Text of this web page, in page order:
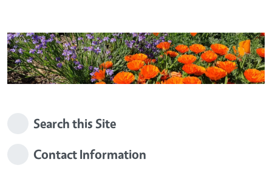
Search this Site
Contact Information